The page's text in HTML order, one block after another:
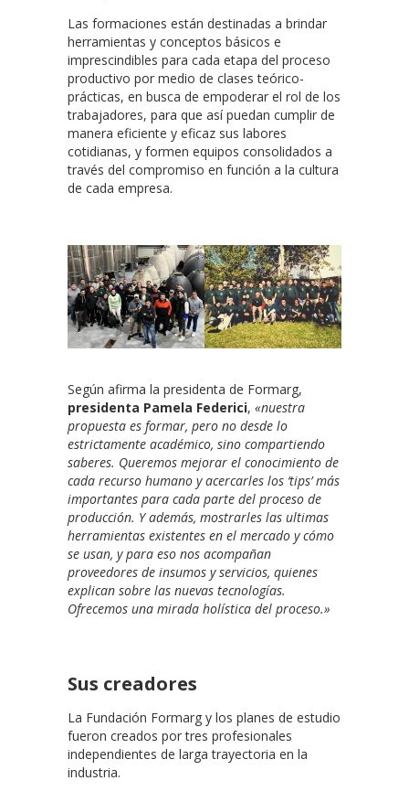
Las formaciones están destinadas a brindar
herramientas y conceptos básicos e
imprescindibles para cada etapa del proceso
productivo por medio de clases teórico-
prácticas, en busca de empoderar el rol de los
trabajadores, para que así puedan cumplir de
manera eficiente y eficaz sus labores
cotidianas, y formen equipos consolidados a
través del compromiso en función a la cultura
de cada empresa.
Según afirma la presidenta de Formarg,
presidenta Pamela Federici, «nuestra
propuesta es formar, pero no desde lo
estrictamente académico, sino compartiendo
saberes. Queremos mejorar el conocimiento de
cada recurso humano y acercarles los ‘tips’ más
importantes para cada parte del proceso de
producción. Y además, mostrarles las ultimas
herramientas existentes en el mercado y cómo
se usan, y para eso nos acompañan
proveedores de insumos y servicios, quienes
explican sobre las nuevas tecnologías.
Ofrecemos una mirada holística del proceso.»
Sus creadores
La Fundación Formarg y los planes de estudio
fueron creados por tres profesionales
independientes de larga trayectoria en la
industria.